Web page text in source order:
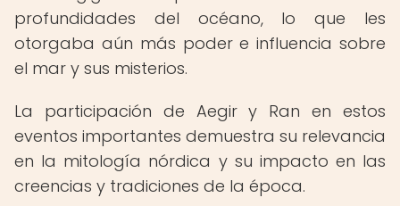
profundidades del océano, lo que les
otorgaba aún más poder e influencia sobre
el mar y sus misterios.
La participación de Aegir y Ran en estos
eventos importantes demuestra su relevancia
en la mitología nórdica y su impacto en las
creencias y tradiciones de la época.